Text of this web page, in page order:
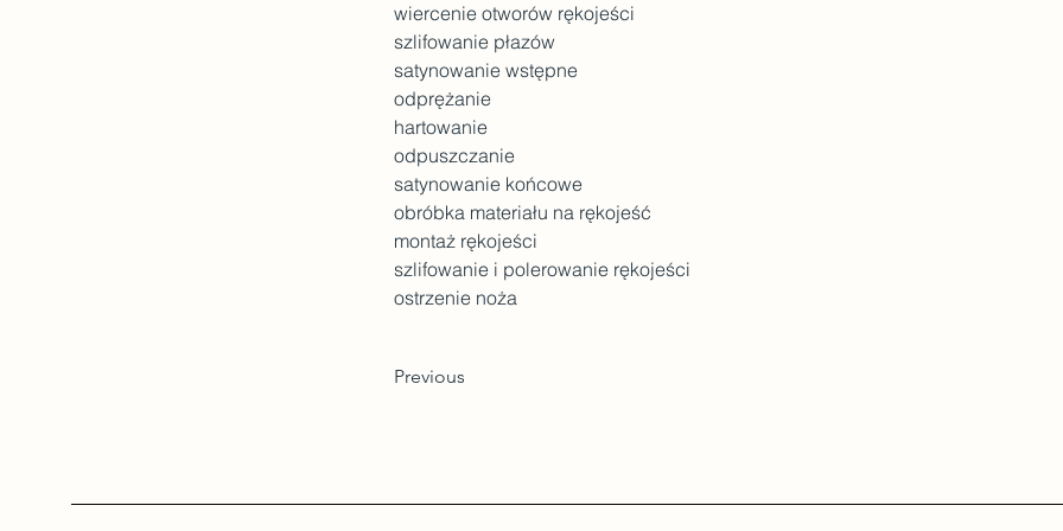
wiercenie otworów rękojeści
szlifowanie płazów
satynowanie wstępne
odprężanie
hartowanie
odpuszczanie
satynowanie końcowe
obróbka materiału na rękojeść
montaż rękojeści
szlifowanie i polerowanie rękojeści
ostrzenie noża
Previous